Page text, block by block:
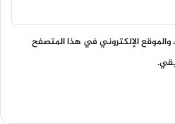
الإلكتروني في هذا المتصفح